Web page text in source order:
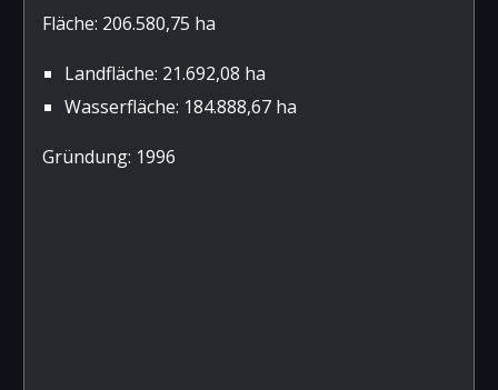
Fläche: 206.580,75 ha
Landfläche: 21.692,08 ha
Wasserfläche: 184.888,67 ha
Gründung: 1996